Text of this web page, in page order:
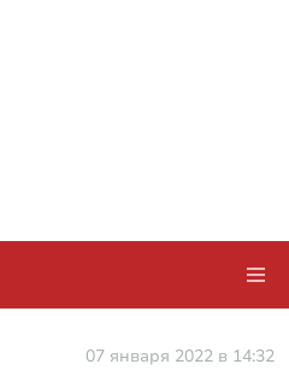
07 января 2022 в 14:32